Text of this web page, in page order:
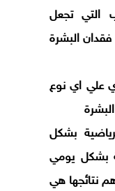
التي تجعل
البشرة
علي اي نوع
بشكل
بشكل يومي
نتائجها هي